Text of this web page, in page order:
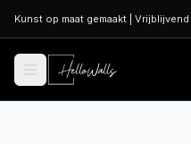
Ga naar hoofdinhoud
Kunst op maat gemaakt Vrijblijvend